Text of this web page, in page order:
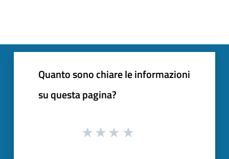
Quanto sono chiare le informazioni
su questa pagina?